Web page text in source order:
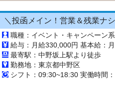
職種：イベント・キャンペーン系
最寄駅：中野坂上駅より徒歩
勤務地：東京都中野区